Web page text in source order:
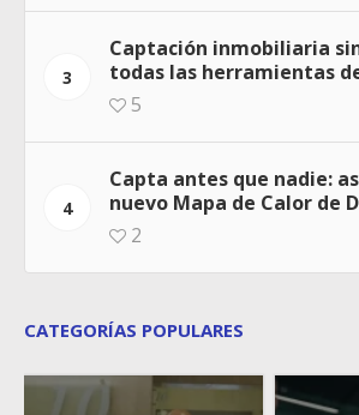
3
Captación inmobiliaria
todas las herramientas
5
4
Capta antes que nadie:
nuevo Mapa de Calor de
2
CATEGORÍAS POPULARES